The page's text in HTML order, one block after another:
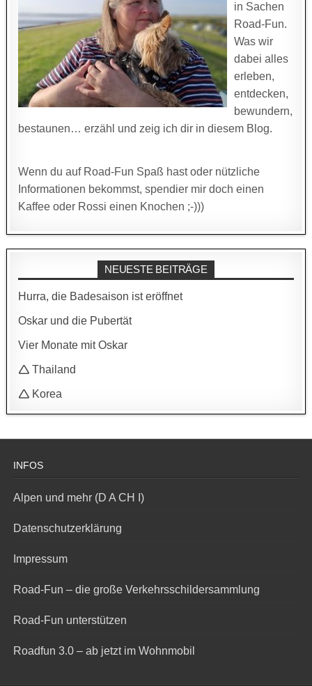
in Sachen
Road-Fun.
Was wir
dabei alles
erleben,
entdecken,
bewundern,
bestaunen… erzähl und zeig ich dir in diesem Blog.
Wenn du auf Road-Fun Spaß hast oder nützliche
Informationen bekommst, spendier mir doch einen
Kaffee oder Rossi einen Knochen ;-)))
NEUESTE BEITRÄGE
Hurra, die Badesaison ist eröffnet
Oskar und die Pubertät
Vier Monate mit Oskar
🛆 Thailand
🛆 Korea
INFOS
Alpen und mehr (D A CH I)
Datenschutzerklärung
Impressum
Road-Fun – die große Verkehrsschildersammlung
Road-Fun unterstützen
Roadfun 3.0 – ab jetzt im Wohnmobil